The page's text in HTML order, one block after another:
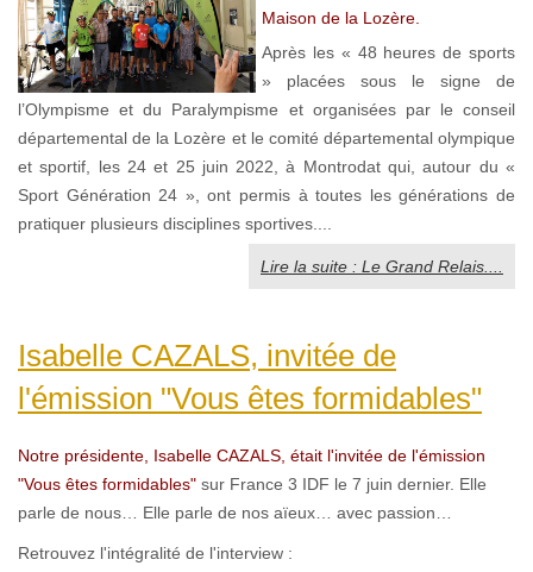
Maison de la Lozère.
Après les « 48 heures de sports
» placées sous le signe de
l’Olympisme et du Paralympisme et organisées par le conseil
départemental de la Lozère et le comité départemental olympique
et sportif, les 24 et 25 juin 2022, à Montrodat qui, autour du «
Sport Génération 24 », ont permis à toutes les générations de
pratiquer plusieurs disciplines sportives....
Lire la suite : Le Grand Relais....
Isabelle CAZALS, invitée de
l'émission "Vous êtes formidables"
Notre présidente, Isabelle CAZALS, était l'invitée de l'émission
"Vous êtes formidables" sur France 3 IDF le 7 juin dernier. Elle
parle de nous… Elle parle de nos aïeux… avec passion…
Retrouvez l'intégralité de l'interview :